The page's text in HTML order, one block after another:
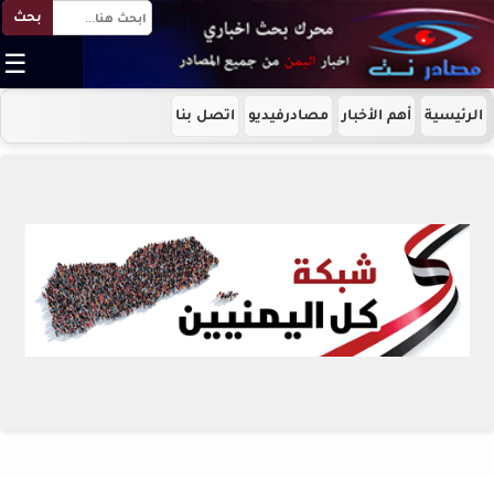
بحث
☰
الرئيسية أهم الأخبار مصادرفيديو اتصل بنا